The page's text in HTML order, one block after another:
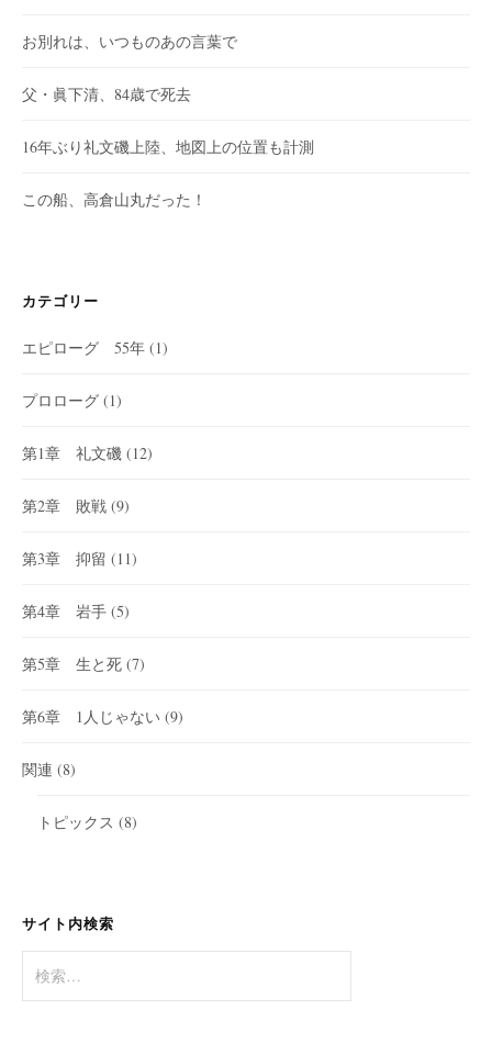
お別れは、いつものあの言葉で
父・眞下清、84歳で死去
16年ぶり礼文磯上陸、地図上の位置も計測
この船、高倉山丸だった！
カテゴリー
エピローグ 55年 (1)
プロローグ (1)
第1章 礼文磯 (12)
第2章 敗戦 (9)
第3章 抑留 (11)
第4章 岩手 (5)
第5章 生と死 (7)
第6章 1人じゃない (9)
関連 (8)
トピックス (8)
サイト内検索
索: